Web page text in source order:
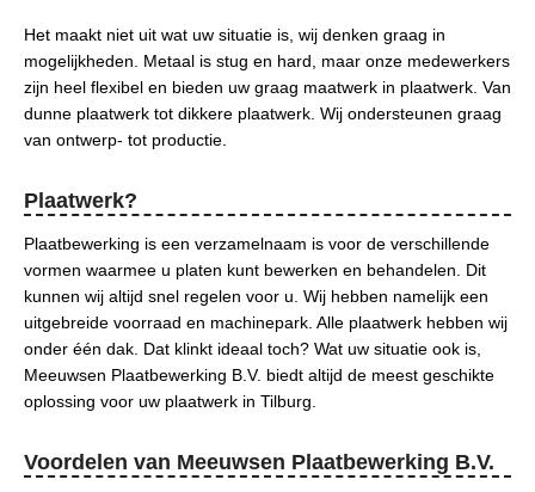
Het maakt niet uit wat uw situatie is, wij denken graag in
mogelijkheden. Metaal is stug en hard, maar onze medewerkers
zijn heel flexibel en bieden uw graag maatwerk in plaatwerk. Van
dunne plaatwerk tot dikkere plaatwerk. Wij ondersteunen graag
van ontwerp- tot productie.
Plaatwerk?
Plaatbewerking is een verzamelnaam is voor de verschillende
vormen waarmee u platen kunt bewerken en behandelen. Dit
kunnen wij altijd snel regelen voor u. Wij hebben namelijk een
uitgebreide voorraad en machinepark. Alle plaatwerk hebben wij
onder één dak. Dat klinkt ideaal toch? Wat uw situatie ook is,
Meeuwsen Plaatbewerking B.V. biedt altijd de meest geschikte
oplossing voor uw plaatwerk in Tilburg.
Voordelen van Meeuwsen Plaatbewerking B.V.